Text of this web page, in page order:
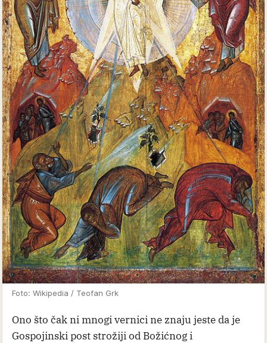
Foto: Wikipedia / Teofan Grk
Ono što čak ni mnogi vernici ne znaju jeste da je
Gospojinski post strožiji od Božićnog i